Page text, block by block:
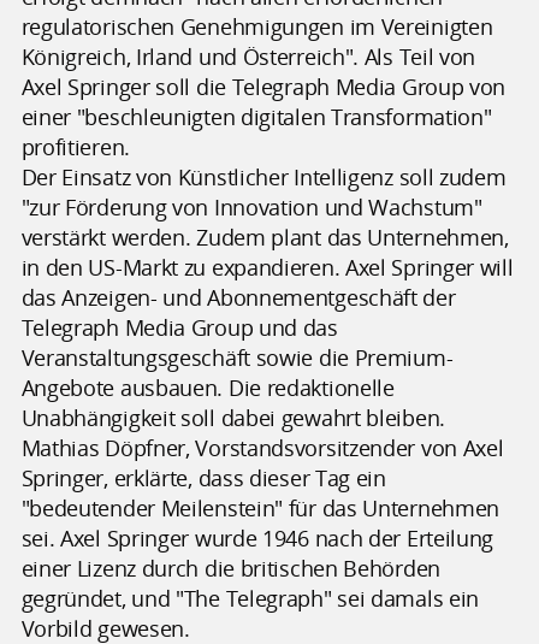
regulatorischen Genehmigungen im Vereinigten
Königreich, Irland und Österreich". Als Teil von
Axel Springer soll die Telegraph Media Group von
einer "beschleunigten digitalen Transformation"
profitieren.
Der Einsatz von Künstlicher Intelligenz soll zudem
"zur Förderung von Innovation und Wachstum"
verstärkt werden. Zudem plant das Unternehmen,
in den US-Markt zu expandieren. Axel Springer will
das Anzeigen- und Abonnementgeschäft der
Telegraph Media Group und das
Veranstaltungsgeschäft sowie die Premium-
Angebote ausbauen. Die redaktionelle
Unabhängigkeit soll dabei gewahrt bleiben.
Mathias Döpfner, Vorstandsvorsitzender von Axel
Springer, erklärte, dass dieser Tag ein
"bedeutender Meilenstein" für das Unternehmen
sei. Axel Springer wurde 1946 nach der Erteilung
einer Lizenz durch die britischen Behörden
gegründet, und "The Telegraph" sei damals ein
Vorbild gewesen.